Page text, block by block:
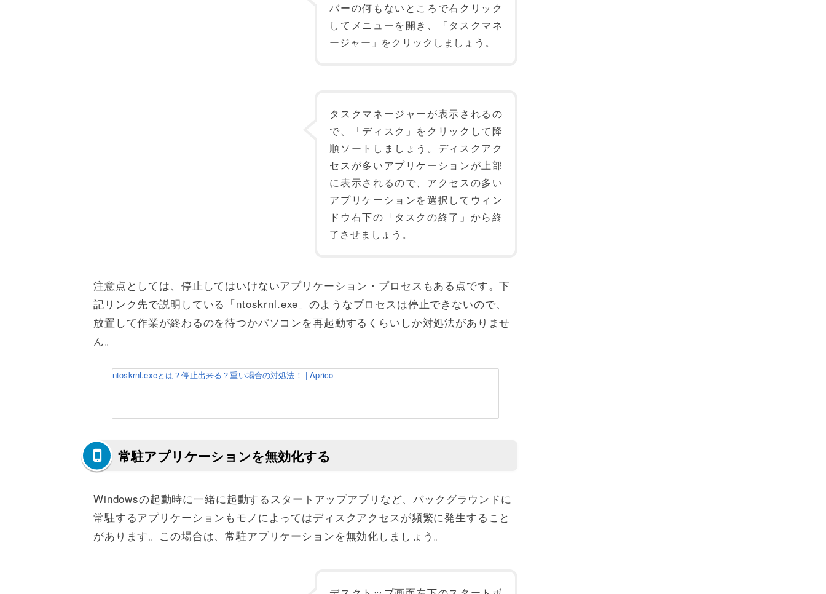
バーの何もないところで右クリック
してメニューを開き、「タスクマネ
ージャー」をクリックしましょう。
タスクマネージャーが表示されるの
で、「ディスク」をクリックして降
順ソートしましょう。ディスクアク
セスが多いアプリケーションが上部
に表示されるので、アクセスの多い
アプリケーションを選択してウィン
ドウ右下の「タスクの終了」から終
了させましょう。
注意点としては、停止してはいけないアプリケーション・プロセスもある点です。下
記リンク先で説明している「ntoskrnl.exe」のようなプロセスは停止できないので、
放置して作業が終わるのを待つかパソコンを再起動するくらいしか対処法がありませ
ん。
ntoskrnl.exeとは？停止出来る？重い場合の対処法！ | Aprico
常駐アプリケーションを無効化する
Windowsの起動時に一緒に起動するスタートアップアプリなど、バックグラウンドに
常駐するアプリケーションもモノによってはディスクアクセスが頻繁に発生すること
があります。この場合は、常駐アプリケーションを無効化しましょう。